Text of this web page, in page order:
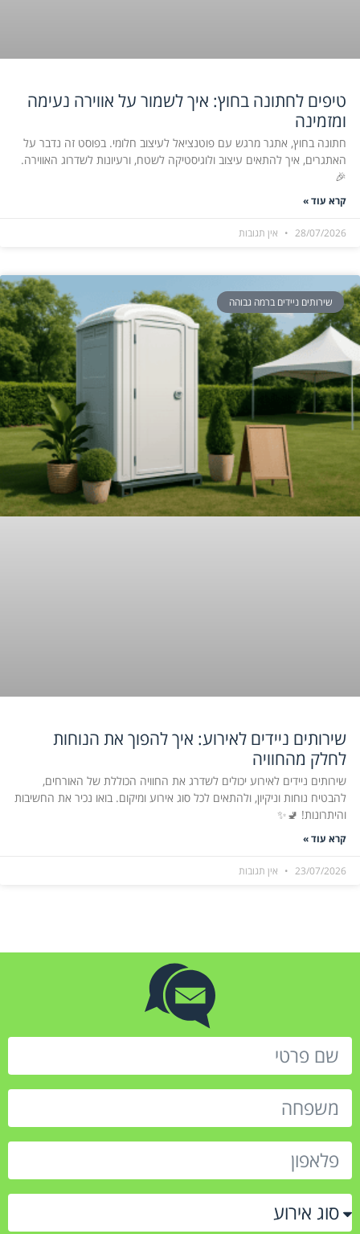
טיפים לחתונה בחוץ: איך לשמור על אווירה נעימה
ומזמינה
חתונה בחוץ, אתגר מרגש עם פוטנציאל לעיצוב חלומי. בפוסט זה נדבר על
האתגרים, איך להתאים עיצוב ולוגיסטיקה לשטח, ורעיונות לשדרוג האווירה.
🎉
קרא עוד »
28/07/2026 אין תגובות
שירותים ניידים ברמה גבוהה
שירותים ניידים לאירוע: איך להפוך את הנוחות
לחלק מהחוויה
שירותים ניידים לאירוע יכולים לשדרג את החוויה הכוללת של האורחים,
להבטיח נוחות וניקיון, ולהתאים לכל סוג אירוע ומיקום. בואו נכיר את החשיבות
והיתרונות! 🚽✨
קרא עוד »
23/07/2026 אין תגובות